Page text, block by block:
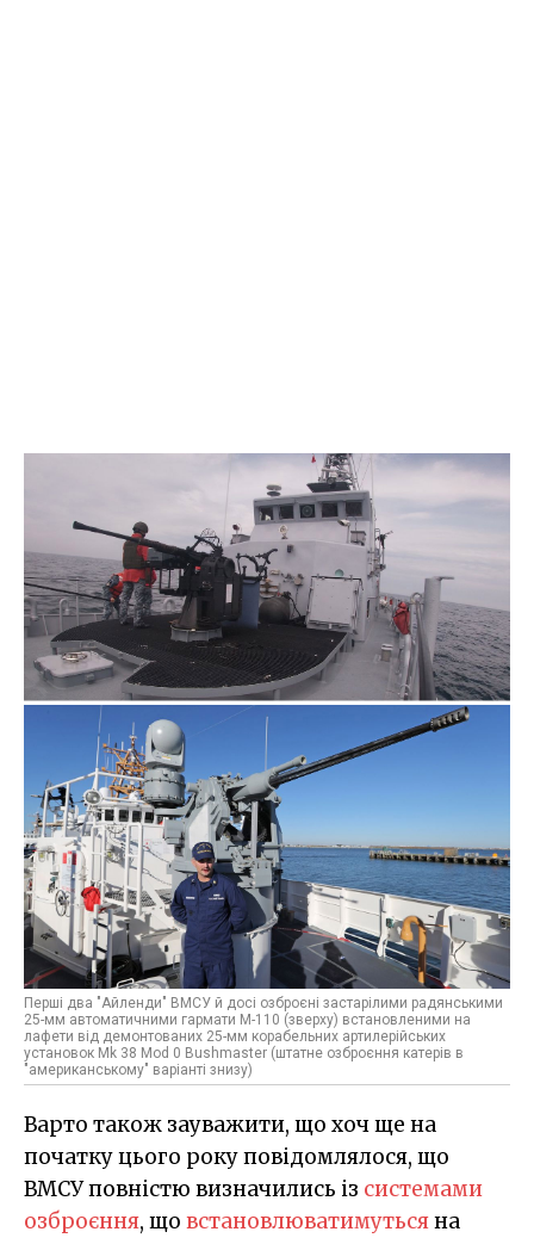
Перші два "Айленди" ВМСУ й досі озброєні застарілими радянськими
25-мм автоматичними гармати М-110 (зверху) встановленими на
лафети від демонтованих 25-мм корабельних артилерійських
установок Mk 38 Mod 0 Bushmaster (штатне озброєння катерів в
"американському" варіанті знизу)
Варто також зауважити, що хоч ще на
початку цього року повідомлялося, що
ВМСУ повністю визначились із системами
озброєння, що встановлюватимутьсяна